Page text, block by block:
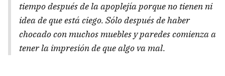
tiempo después de la apoplejía porque no tienen ni
idea de que está ciego. Sólo después de haber
chocado con muchos muebles y paredes comienza a
tener la impresión de que algo va mal.